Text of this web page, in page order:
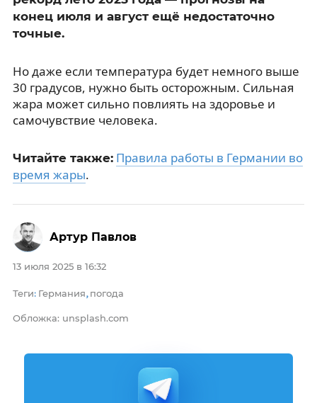
конец июля и август ещё недостаточно
точные.
Но даже если температура будет немного выше
30 градусов, нужно быть осторожным. Сильная
жара может сильно повлиять на здоровье и
самочувствие человека.
Читайте также: Правила работы в Германии во
время жары.
13 июля 2025 в 16:32
Теги: Германия, погода
Обложка: unsplash.com
Артур Павлов